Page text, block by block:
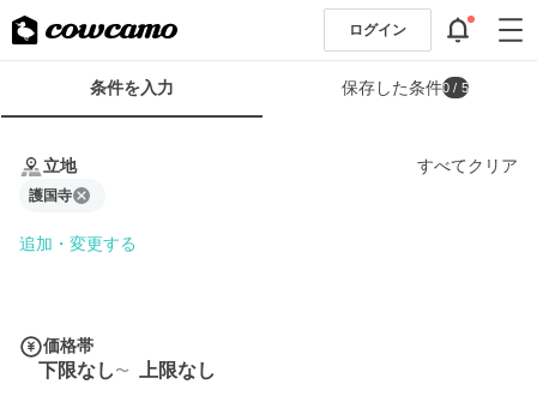
ログイン
条
条件を入力 保存した条件0 / 5
立地 すべてクリア
護国寺
追加・変更する
価格帯
下限なし 上限なし